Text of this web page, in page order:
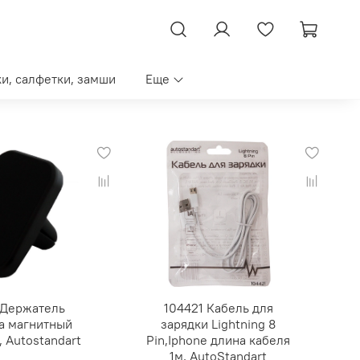
салфетки, замши Еще
магнитный
Autostandart
104421 Кабель для
зарядки Lightning 8
Pin,Iphone длина кабеля
1м, AutoStandart